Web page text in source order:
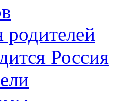
родителей
Россия